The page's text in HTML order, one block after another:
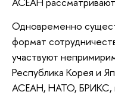
Одновременно
формат
участвуют
Республика Корея и
АСЕАН, НАТО, БРИКС,